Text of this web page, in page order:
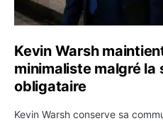
Kevin Warsh
minimaliste malgré la
obligataire
Kevin Warsh conserve sa